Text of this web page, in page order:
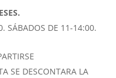
SÁBADOS DE 11-14:00.
SE DESCONTARA LA